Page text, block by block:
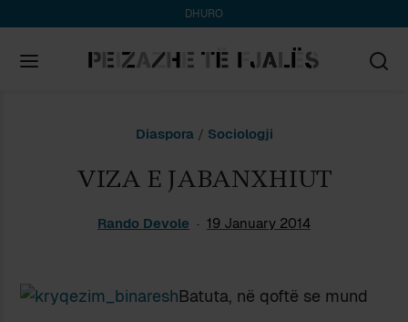
DHURO
Diaspora/ Sociologji
VIZA E JABANXHIUT
Rando Devole 19 January 2014
Batuta, në qoftë se mund